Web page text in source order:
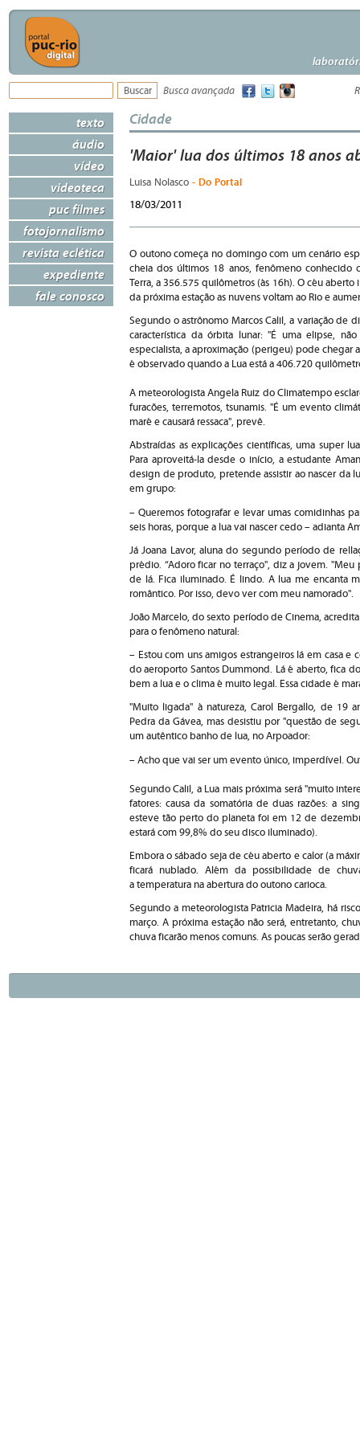
Busca avançada
texto
áudio
vídeo
videoteca
puc filmes
fotojornalismo
revista eclética
expediente
fale conosco
Cidade
'Maior' lua dos últimos 18 anos
Luisa Nolasco - Do Portal
18/03/2011
O outono começa no domingo com um cenário
cheia dos últimos 18 anos, fenômeno conhecido
Terra, a 356.575 quilômetros (às 16h). O céu
da próxima estação as nuvens voltam ao Rio e
Segundo o astrônomo Marcos Calil, a variação de
característica da órbita lunar: "É uma elipse,
especialista, a aproximação (perigeu) pode chegar
é observado quando a Lua está a 406.720
A meteorologista Angela Ruiz do Climatempo
furacões, terremotos, tsunamis. "É um evento
maré e causará ressaca", prevê.
Abstraídas as explicações científicas, uma super
Para aproveitá-la desde o início, a estudante
design de produto, pretende assistir ao nascer da
em grupo:
– Queremos fotografar e levar umas comidinhas
seis horas, porque a lua vai nascer cedo – adianta
Já Joana Lavor, aluna do segundo período de
prédio. “Adoro ficar no terraço", diz a jovem.
de lá. Fica iluminado. É lindo. A lua me encanta
romântico. Por isso, devo ver com meu namorado".
João Marcelo, do sexto período de Cinema,
para o fenômeno natural:
– Estou com uns amigos estrangeiros lá em casa
do aeroporto Santos Dummond. Lá é aberto, fica
bem a lua e o clima é muito legal. Essa cidade é
"Muito ligada" à natureza, Carol Bergallo, de 19
Pedra da Gávea, mas desistiu por "questão de
um autêntico banho de lua, no Arpoador:
– Acho que vai ser um evento único, imperdível.
Segundo Calil, a Lua mais próxima será "muito
fatores: causa da somatória de duas razões: a
esteve tão perto do planeta foi em 12 de
estará com 99,8% do seu disco iluminado).
Embora o sábado seja de céu aberto e calor (a
ficará nublado. Além da possibilidade de
a temperatura na abertura do outono carioca.
Segundo a meteorologista Patricia Madeira, há
março. A próxima estação não será, entretanto,
chuva ficarão menos comuns. As poucas serão